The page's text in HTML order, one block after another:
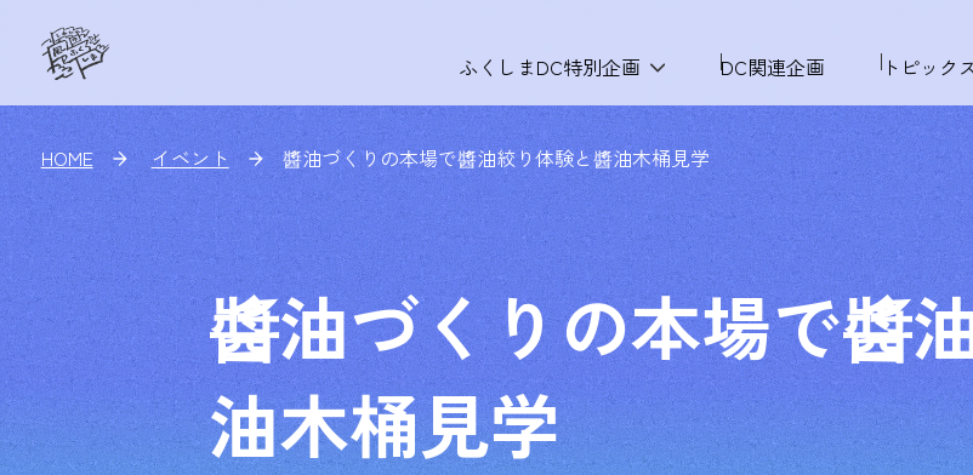
ふくしまDC特別企画 DC関連企画 トピック
HOME イベント 醬油づくりの本場で醬油絞り体験と醬油木桶見学
醬油づくりの本場で醬
油木桶見学